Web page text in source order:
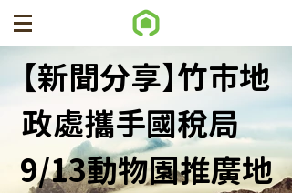
【新聞分享】竹市地
政處攜手國稅局
9/13動物園推廣地